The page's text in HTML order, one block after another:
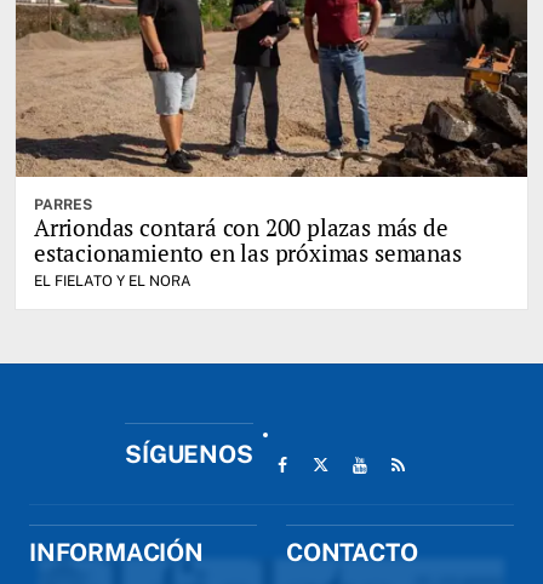
PARRES
Arriondas contará con 200 plazas más de
estacionamiento en las próximas semanas
EL FIELATO Y EL NORA
SÍGUENOS
INFORMACIÓN CONTACTO